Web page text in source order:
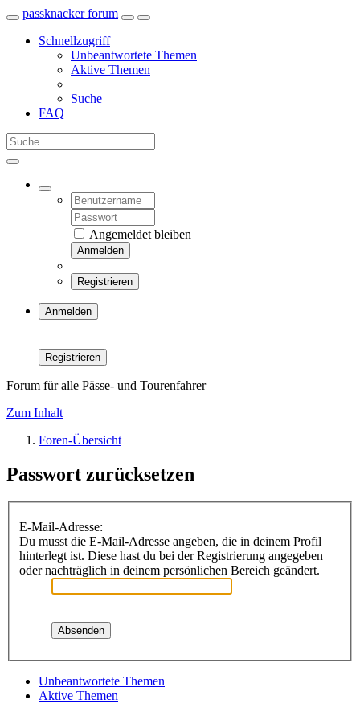
passknacker forum
Schnellzugriff
Unbeantwortete Themen
Aktive Themen
Suche
FAQ
Angemeldet bleiben
Anmelden
Registrieren
Anmelden
Registrieren
Forum für alle Pässe- und Tourenfahrer
Zum Inhalt
Foren-Übersicht
Passwort zurücksetzen
E-Mail-Adresse:
Du musst die E-Mail-Adresse angeben, die in deinem Profil
hinterlegt ist. Diese hast du bei der Registrierung angegeben
oder nachträglich in deinem persönlichen Bereich geändert.
Unbeantwortete Themen
Aktive Themen